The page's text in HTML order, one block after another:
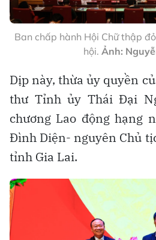
Ban chấp hành Hội Chữ thập
hội. Ảnh:
Dịp này, thừa ủy quyền
thư Tỉnh ủy Thái Đại
chương Lao động hạng
Đình Diện- nguyên Chủ
tỉnh Gia Lai.